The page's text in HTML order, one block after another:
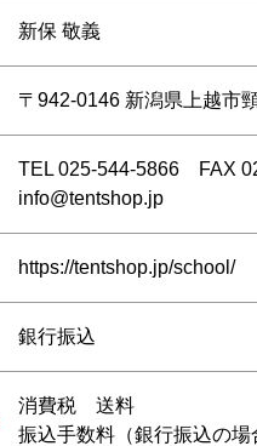
新保 敬義
〒942-0146 新潟県上越市
TEL 025-544-5866 FAX
info@tentshop.jp
https://tentshop.jp/school/
銀行振込
消費税 送料
振込手数料（銀行振込の場